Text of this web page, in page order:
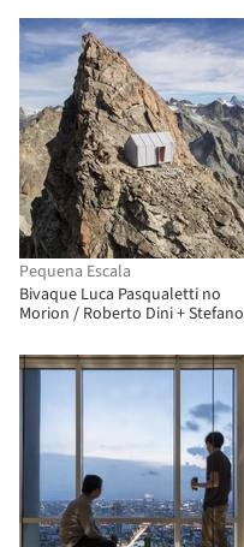
Pequena Escala
Bivaque Luca Pasqualetti no
Morion / Roberto Dini + Stefano